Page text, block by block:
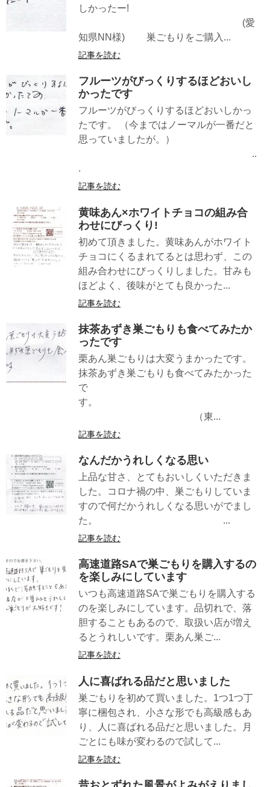
しかったー!
(愛
知県NN様) 巣ごもりをご購入...
記事を読む
フルーツがびっくりするほどおいし
かったです
フルーツがびっくりするほどおいしかっ
たです。 （今まではノーマルが一番だと
思っていましたが。）
..
.
記事を読む
黄味あん×ホワイトチョコの組み合
わせにびっくり!
初めて頂きました。黄味あんがホワイト
チョコにくるまれてるとは思わず、この
組み合わせにびっくりしました。甘みも
ほどよく、後味がとても良かった...
記事を読む
抹茶あずき巣ごもりも食べてみたか
ったです
栗あん巣ごもりは大変うまかったです。
抹茶あずき巣ごもりも食べてみたかった
で
す。
（東...
記事を読む
なんだかうれしくなる思い
上品な甘さ、とてもおいしくいただきま
した。コロナ禍の中、巣ごもりしていま
すので何だかうれしくなる思いがでまし
た。 ...
記事を読む
高速道路SAで巣ごもりを購入するの
を楽しみにしています
いつも高速道路SAで巣ごもりを購入する
のを楽しみにしています。品切れで、落
胆することもあるので、取扱い店が増え
るとうれしいです。栗あん巣ご...
記事を読む
人に喜ばれる品だと思いました
巣ごもりを初めて買いました。1つ1つ丁
寧に梱包され、小さな形でも高級感もあ
り、人に喜ばれる品だと思いました。月
ごとにも味が変わるので試して...
記事を読む